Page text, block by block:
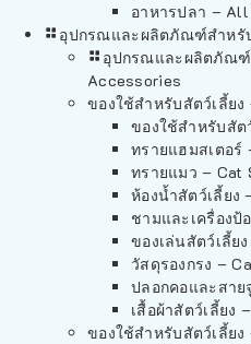
อาหารปลา – All
อุปกรณและผลิตภัณฑ์สำหรั
อุปกรณและผลิตภัณฑ์
Accessories
ของใช้สำหรับสัตว์เลี้ยง
ของใช้สำหรับสัต
ทรายแฮมสเตอร์
ทรายแมว – Cat
ห้องน้ำสัตว์เลี้ยง
ชามและเครื่องป้
ของเล่นสัตว์เลี้ย
วัสดุรองกรง –
ปลอกคอและสาย
เสื้อผ้าสัตว์เลี้ยง
ของใช้สำหรับสัตว์เลี้ยง